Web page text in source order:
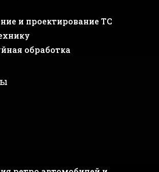
и проектирование ТС
обработка